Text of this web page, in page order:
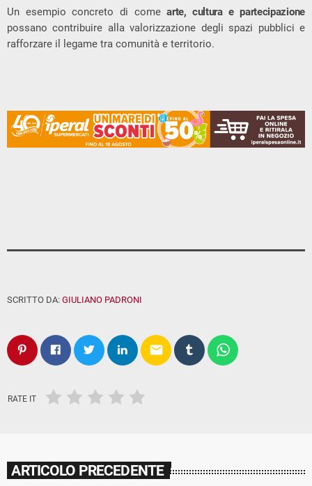
Un esempio concreto di comearte, cultura e partecipazione
possano contribuire alla valorizzazione degli spazi pubblici e
rafforzare il legame tra comunità e territorio.
SCRITTO DA: GIULIANO PADRONI
email
RATE IT
ARTICOLO PRECEDENTE